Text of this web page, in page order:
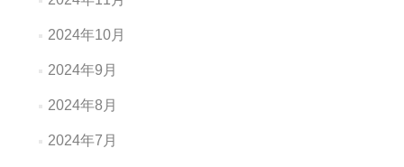
2024年10月
2024年9月
2024年8月
2024年7月